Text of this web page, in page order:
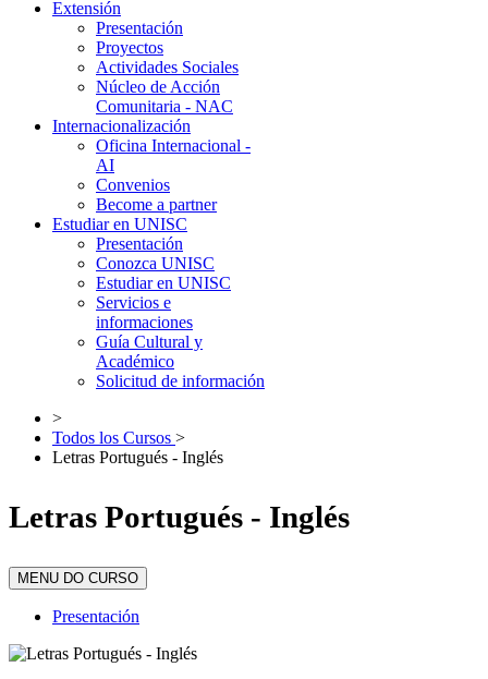
Extensión
Presentación
Proyectos
Actividades Sociales
Núcleo de Acción
Comunitaria - NAC
Internacionalización
Oficina Internacional -
AI
Convenios
Become a partner
Estudiar en UNISC
Presentación
Conozca UNISC
Estudiar en UNISC
Servicios e
informaciones
Guía Cultural y
Académico
Solicitud de información
>
Todos los Cursos >
Letras Portugués - Inglés
Letras Portugués - Inglés
MENU DO CURSO
Presentación